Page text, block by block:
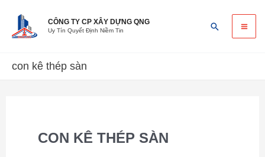
content
CÔNG TY CP XÂY DỰNG QNG
Uy Tín Quyết Định Niềm Tin Search
con kê thép sàn
CON KÊ THÉP SÀN